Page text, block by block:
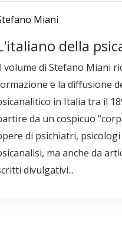
Miani
della
volume di Stefano Miani
e la diffusione
in Italia tra il
da un cospicuo
di psichiatri,
ma anche da
divulgativi...